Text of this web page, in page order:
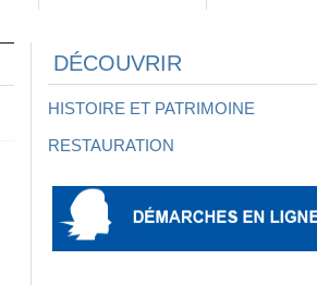
DÉCOUVRIR
HISTOIRE ET PATRIMOINE
RESTAURATION